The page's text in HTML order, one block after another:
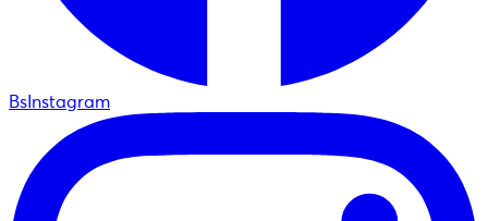
BsInstagram